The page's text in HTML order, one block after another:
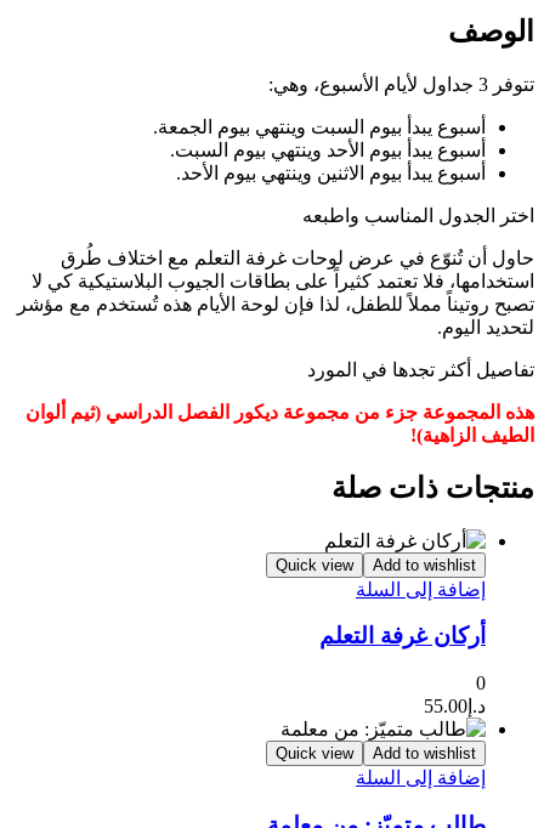
الوصف
تتوفر 3 جداول لأيام الأسبوع، وهي:
أسبوع يبدأ بيوم السبت وينتهي بيوم الجمعة.
أسبوع يبدأ بيوم الأحد وينتهي بيوم السبت.
أسبوع يبدأ بيوم الاثنين وينتهي بيوم الأحد.
اختر الجدول المناسب واطبعه
حاول أن تُنوّع في عرض لوحات غرفة التعلم مع اختلاف طُرق
استخدامها، فلا تعتمد كثيراً على بطاقات الجيوب البلاستيكية كي لا
تصبح روتيناً مملاً للطفل، لذا فإن لوحة الأيام هذه تُستخدم مع مؤشر
لتحديد اليوم.
تفاصيل أكثر تجدها في المورد
هذه المجموعة جزء من مجموعة ديكور الفصل الدراسي (ثيم ألوان
الطيف الزاهية)!
منتجات ذات صلة
Add to wishlist
Quick view
إضافة إلى السلة
أركان غرفة التعلم
0
د.إ 55.00
Add to wishlist
Quick view
إضافة إلى السلة